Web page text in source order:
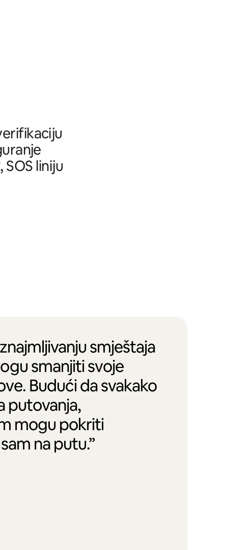
liniju
smještaja
smanjiti svoje
Budući da svakako
putovanja,
mogu pokriti
na putu.”